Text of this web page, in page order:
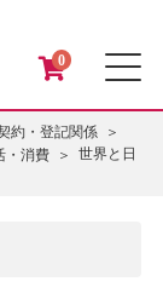
0
約・登記関係
・消費
世界と日